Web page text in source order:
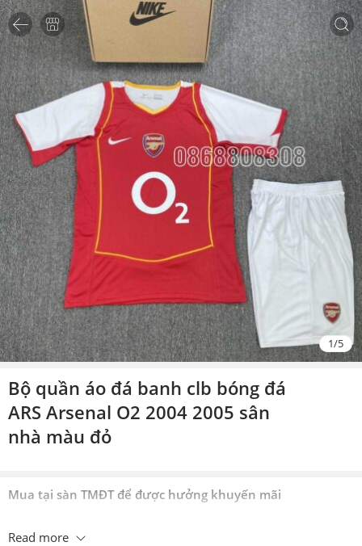
1/5
Bộ quần áo đá banh clb bóng đá
ARS Arsenal O2 2004 2005 sân
nhà màu đỏ
Mua tại sàn TMĐT để được hưởng khuyến mãi
Read more